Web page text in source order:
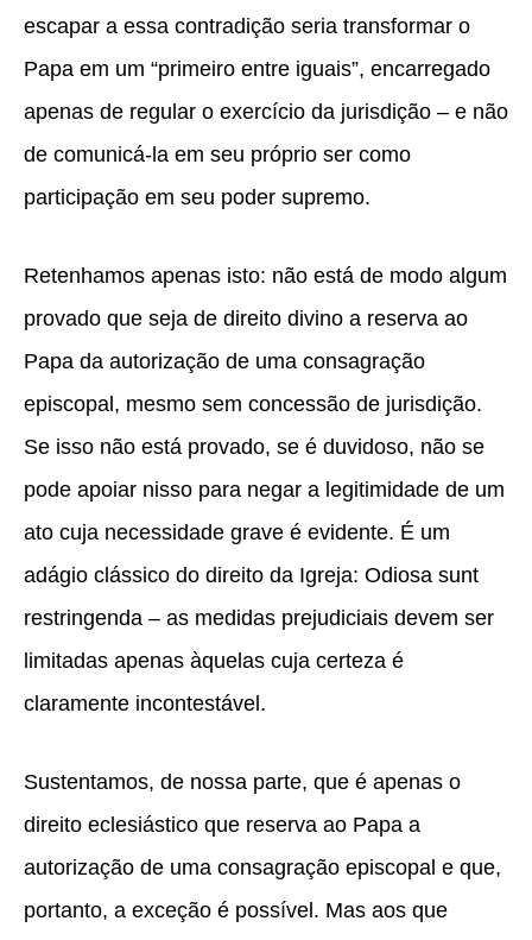
escapar a essa contradição seria transformar o
Papa em um “primeiro entre iguais”, encarregado
apenas de regular o exercício da jurisdição – e não
de comunicá-la em seu próprio ser como
participação em seu poder supremo.
Retenhamos apenas isto: não está de modo algum
provado que seja de direito divino a reserva ao
Papa da autorização de uma consagração
episcopal, mesmo sem concessão de jurisdição.
Se isso não está provado, se é duvidoso, não se
pode apoiar nisso para negar a legitimidade de um
ato cuja necessidade grave é evidente. É um
adágio clássico do direito da Igreja: Odiosa sunt
restringenda – as medidas prejudiciais devem ser
limitadas apenas àquelas cuja certeza é
claramente incontestável.
Sustentamos, de nossa parte, que é apenas o
direito eclesiástico que reserva ao Papa a
autorização de uma consagração episcopal e que,
portanto, a exceção é possível. Mas aos que